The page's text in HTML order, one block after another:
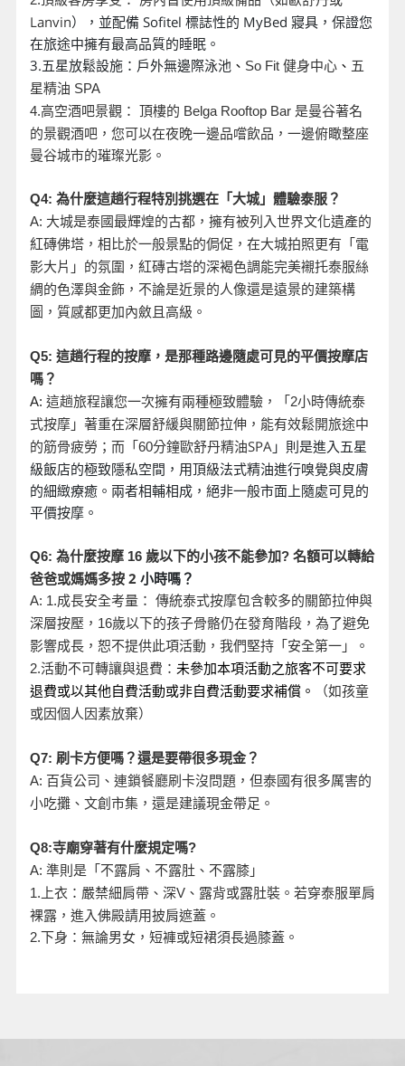
Lanvin），並配備 Sofitel 標誌性的 MyBed 寢具，保證您
在旅途中擁有最高品質的睡眠。
3.五星放鬆設施：戶外無邊際泳池 、 So Fit 健身中心、 五
星精油 SPA
4.高空酒吧景觀： 頂樓的 Belga Rooftop Bar 是曼谷著名
的景觀酒吧，您可以在夜晚一邊品嚐飲品，一邊俯瞰整座
曼谷城市的璀璨光影。
Q4: 為什麼這趟行程特別挑選在「大城」體驗泰服？
A: 大城是泰國最輝煌的古都，擁有被列入世界文化遺產的
紅磚佛塔，相比於一般景點的侷促，在大城拍照更有「電
影大片」的氛圍，紅磚古塔的深褐色調能完美襯托泰服絲
綢的色澤與金飾，不論是近景的人像還是遠景的建築構
圖，質感都更加內斂且高級。
Q5: 這趟行程的按摩，是那種路邊隨處可見的平價按摩店
嗎？
A: 這趟旅程讓您一次擁有兩種極致體驗，「2小時傳統泰
式按摩」著重在深層舒緩與關節拉伸，能有效鬆開旅途中
的筋骨疲勞；而「60分鐘歐舒丹精油SPA 」則是進入五星
級飯店的極致隱私空間，用頂級法式精油進行嗅覺與皮膚
的細緻療癒。兩者相輔相成，絕非一般市面上隨處可見的
平價按摩。
Q6: 為什麼按摩 16 歲以下的小孩不能參加? 名額可以轉給
爸爸或媽媽多按 2 小時嗎？
A: 1.成長安全考量： 傳統泰式按摩包含較多的關節拉伸與
深層按壓，16歲以下的孩子骨骼仍在發育階段，為了避免
影響成長，恕不提供此項活動，我們堅持「安全第一」。
2.活動不可轉讓與退費： 未參加本項活動之旅客不可要求
退費或以其他自費活動或非自費活動要求補償。
（如孩童
或因個人因素放棄）
Q7: 刷卡方便嗎？還是要帶很多現金？
A: 百貨公司、連鎖餐廳刷卡沒問題，但泰國有很多厲害的
小吃攤、文創市集，還是建議現金帶足。
Q8:寺廟穿著有什麼規定嗎?
A: 準則是「不露肩、不露肚、不露膝」
1. 上衣：嚴禁細肩帶、深V、露背或露肚裝。若穿泰服單肩
裸露，進入佛殿請用披肩遮蓋。
2.下身：無論男女，短褲或短裙須長過膝蓋。